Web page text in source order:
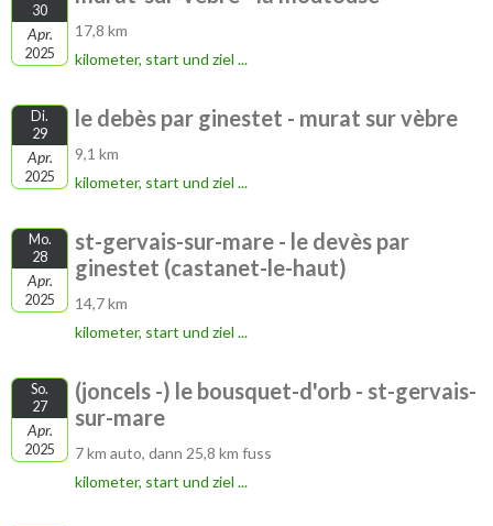
30
Apr.
2025
17,8 km
kilometer, start und ziel ...
Di.
29
Apr.
2025
le debès par ginestet - murat sur vèbre
9,1 km
kilometer, start und ziel ...
Mo.
28
Apr.
2025
st-gervais-sur-mare - le devès par
ginestet (castanet-le-haut)
14,7 km
kilometer, start und ziel ...
So.
27
Apr.
2025
(joncels -) le bousquet-d'orb - st-gervais-
sur-mare
7 km auto, dann 25,8 km fuss
kilometer, start und ziel ...